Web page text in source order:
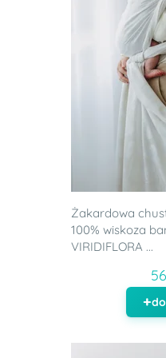
Żakardowa
100% wiskoza
VIRIDIFLORA ...